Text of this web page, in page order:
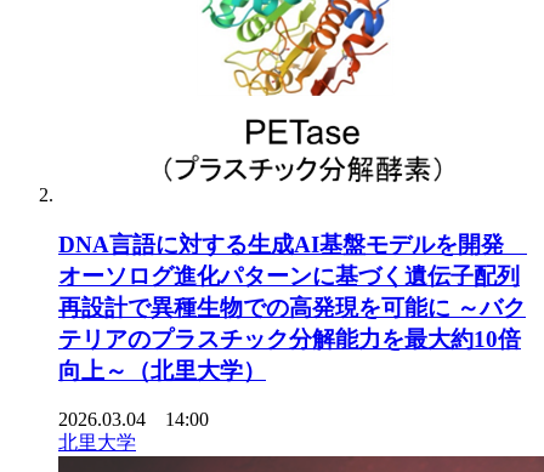
DNA言語に対する生成AI基盤モデルを開発
オーソログ進化パターンに基づく遺伝子配列
再設計で異種生物での高発現を可能に ～バク
テリアのプラスチック分解能力を最大約10倍
向上～（北里大学）
2026.03.04 14:00
北里大学